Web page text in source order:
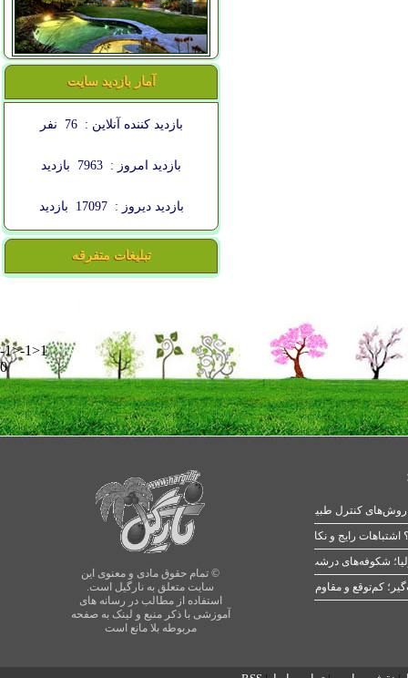
آمار بازدید سایت
بازدید کننده آنلاین : 76 نفر
بازدید امروز : 7963 بازدید
بازدید دیروز : 17097 بازدید
تبلیغات متفرقه
-1>-1>1
0
© تمام حقوق مادی و معنوی این
سایت متعلق به نارگیل است.
استفاده از مطالب در رسانه های
آموزشی با ذکر منبع و لینک به صفحه
مربوطه بلا مانع است
رایج و نکات طلایی
شکوفه‌های درشت در بهار